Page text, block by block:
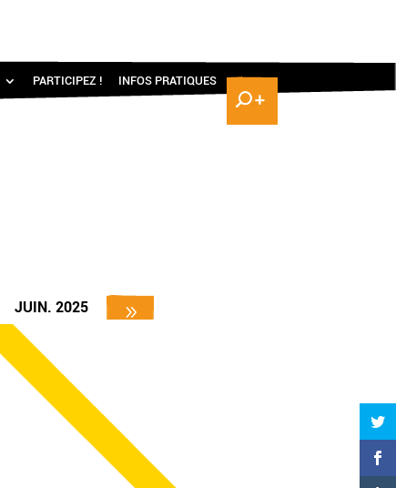
PARTICIPEZ ! INFOS PRATIQUES
JUIN. 2025